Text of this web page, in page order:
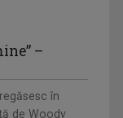
–
în
de Woody